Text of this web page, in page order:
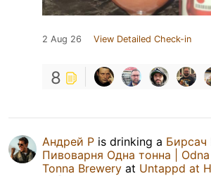
2 Aug 26 View Detailed Check-in
8
Андрей Р is drinking a Бирсач
Пивоварня Одна тонна | Odna
Tonna Brewery at Untappd at